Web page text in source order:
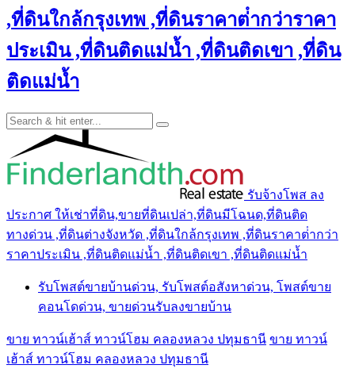
,ที่ดินใกล้กรุงเทพ ,ที่ดินราคาต่ํากว่าราคา
ประเมิน ,ที่ดินติดแม่น้ำ ,ที่ดินติดเขา ,ที่ดิน
ติดแม่น้ำ
รับจ้างโพส ลง
ประกาศ ให้เช่าที่ดิน,ขายที่ดินเปล่า,ที่ดินมีโฉนด,ที่ดินติด
ทางด่วน ,ที่ดินต่างจังหวัด ,ที่ดินใกล้กรุงเทพ ,ที่ดินราคาต่ํากว่า
ราคาประเมิน ,ที่ดินติดแม่น้ำ ,ที่ดินติดเขา ,ที่ดินติดแม่น้ำ
รับโพสต์ขายบ้านด่วน, รับโพสต์อสังหาด่วน, โพสต์ขาย
คอนโดด่วน, ขายด่วนรับลงขายบ้าน
ขาย ทาวน์เฮ้าส์ ทาวน์โฮม คลองหลวง ปทุมธานี ขาย ทาวน์
เฮ้าส์ ทาวน์โฮม คลองหลวง ปทุมธานี